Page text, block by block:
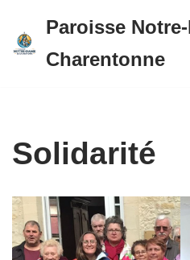
Aller
Paroisse
Charentonne
Solidarité